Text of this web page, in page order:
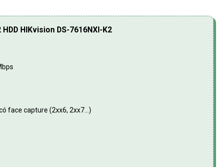
HIKvision DS-7616NXI-K2
face capture (2xx6, 2xx7…)